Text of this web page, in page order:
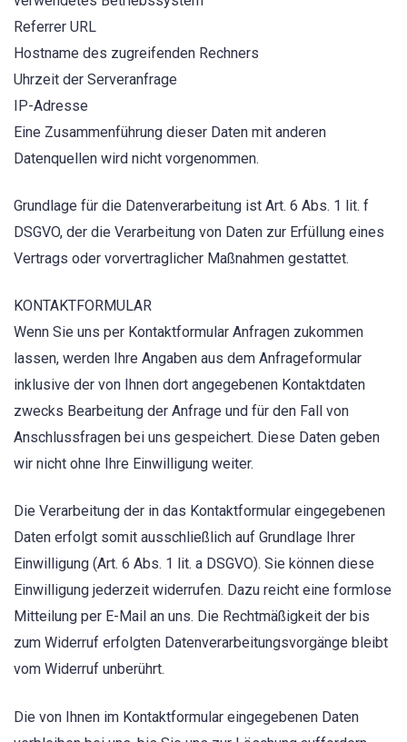
Referrer URL
Hostname des zugreifenden Rechners
Uhrzeit der Serveranfrage
IP-Adresse
Eine Zusammenführung dieser Daten mit anderen
Datenquellen wird nicht vorgenommen.
Grundlage für die Datenverarbeitung ist Art. 6 Abs. 1 lit. f
DSGVO, der die Verarbeitung von Daten zur Erfüllung eines
Vertrags oder vorvertraglicher Maßnahmen gestattet.
KONTAKTFORMULAR
Wenn Sie uns per Kontaktformular Anfragen zukommen
lassen, werden Ihre Angaben aus dem Anfrageformular
inklusive der von Ihnen dort angegebenen Kontaktdaten
zwecks Bearbeitung der Anfrage und für den Fall von
Anschlussfragen bei uns gespeichert. Diese Daten geben
wir nicht ohne Ihre Einwilligung weiter.
Die Verarbeitung der in das Kontaktformular eingegebenen
Daten erfolgt somit ausschließlich auf Grundlage Ihrer
Einwilligung (Art. 6 Abs. 1 lit. a DSGVO). Sie können diese
Einwilligung jederzeit widerrufen. Dazu reicht eine formlose
Mitteilung per E-Mail an uns. Die Rechtmäßigkeit der bis
zum Widerruf erfolgten Datenverarbeitungsvorgänge bleibt
vom Widerruf unberührt.
Die von Ihnen im Kontaktformular eingegebenen Daten